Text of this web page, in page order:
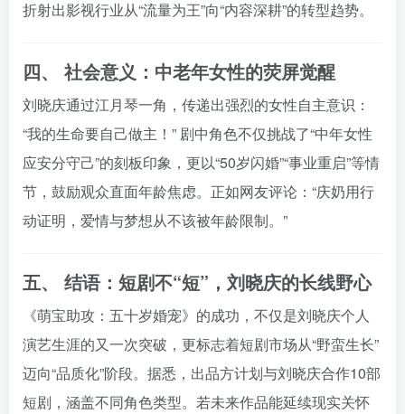
折射出影视行业从“流量为王”向“内容深耕”的转型趋势。
四、 社会意义：中老年女性的荧屏觉醒
刘晓庆通过江月琴一角，传递出强烈的女性自主意识：
“我的生命要自己做主！” 剧中角色不仅挑战了“中年女性
应安分守己”的刻板印象，更以“50岁闪婚”“事业重启”等情
节，鼓励观众直面年龄焦虑。正如网友评论：“庆奶用行
动证明，爱情与梦想从不该被年龄限制。”
五、 结语：短剧不“短”，刘晓庆的长线野心
《萌宝助攻：五十岁婚宠》的成功，不仅是刘晓庆个人
演艺生涯的又一次突破，更标志着短剧市场从“野蛮生长”
迈向“品质化”阶段。据悉，出品方计划与刘晓庆合作10部
短剧，涵盖不同角色类型。若未来作品能延续现实关怀